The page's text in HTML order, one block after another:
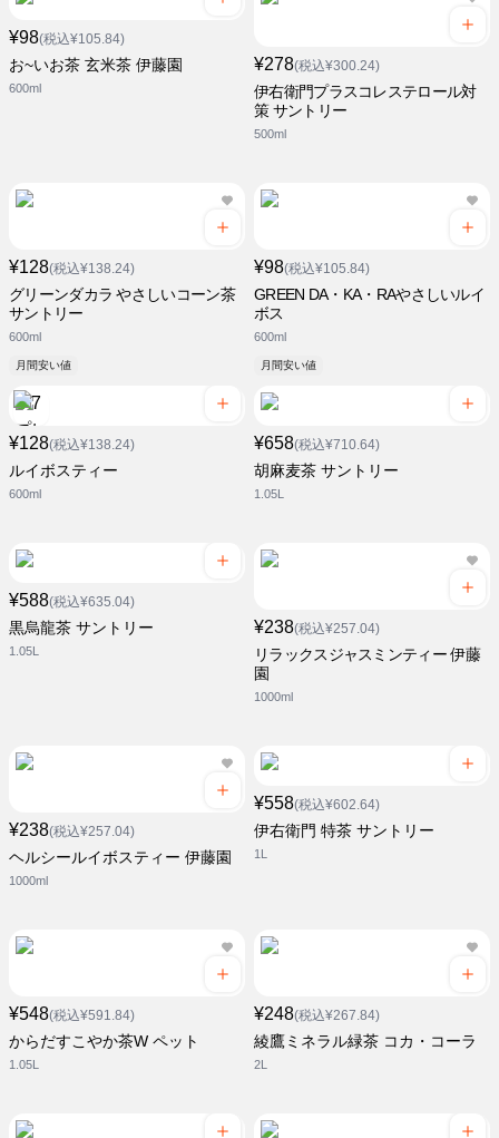
¥98(税込¥105.84)
お~いお茶 玄米茶 伊藤園
600ml
¥278(税込¥300.24)
伊右衛門プラスコレステロール対
策 サントリー
500ml
¥128(税込¥138.24)
グリーンダカラ やさしいコーン茶
サントリー
600ml
月間安い値
¥98(税込¥105.84)
GREEN DA・KA・RAやさしいルイ
ボス
600ml
月間安い値
¥128(税込¥138.24)
ルイボスティー
600ml
¥658(税込¥710.64)
胡麻麦茶 サントリー
1.05L
¥588(税込¥635.04)
黒烏龍茶 サントリー
1.05L
¥238(税込¥257.04)
リラックスジャスミンティー 伊藤
園
1000ml
¥238(税込¥257.04)
ヘルシールイボスティー 伊藤園
1000ml
¥558(税込¥602.64)
伊右衛門 特茶 サントリー
1L
¥548(税込¥591.84)
からだすこやか茶W ペット
1.05L
¥248(税込¥267.84)
綾鷹ミネラル緑茶 コカ・コーラ
2L